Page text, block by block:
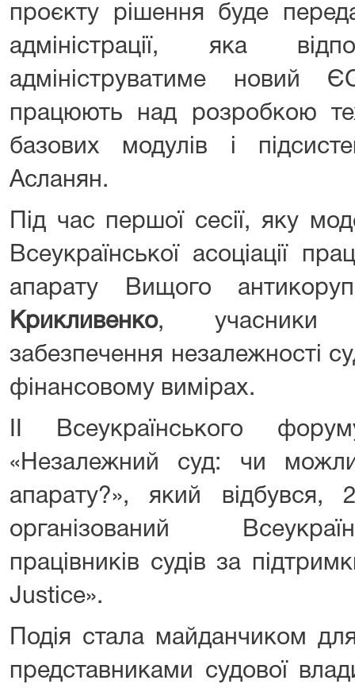
проєкту рішення буде
адміністрації, яка
адмініструватиме новий
працюють над розробкою
базових модулів і
Асланян.
Під час першої сесії, яку
Всеукраїнської асоціації
апарату Вищого
Крикливенко, учасники
забезпечення незалежності
фінансовому вимірах.
ІІ Всеукраїнського
«Незалежний суд: чи
апарату?», який
організований
працівників судів за
Justice».
Подія стала майданчиком
представниками судової